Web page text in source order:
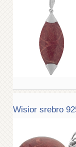
Wisior srebro